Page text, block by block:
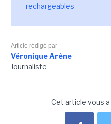
rechargeables
Article rédigé par
Véronique Arène
Journaliste
Cet article vous a